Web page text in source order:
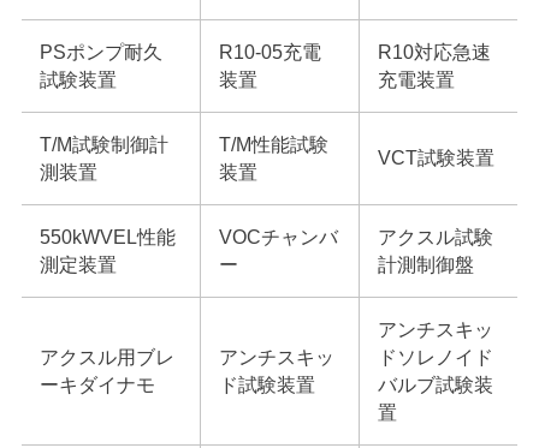
PSポンプ耐久
試験装置
R10-05充電
装置
R10対応急速
充電装置
T/M試験制御計
測装置
T/M性能試験
装置
VCT試験装置
550kWVEL性能
測定装置
VOCチャンバ
ー
アクスル試験
計測制御盤
アクスル用ブレ
ーキダイナモ
アンチスキッ
ド試験装置
アンチスキッ
ドソレノイド
バルブ試験装
置